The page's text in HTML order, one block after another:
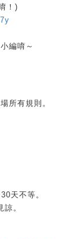
！)
編唷～
所有規則。
天不等。
。